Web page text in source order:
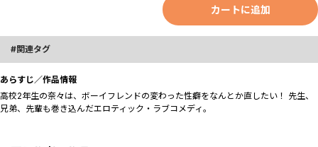
カートに追加
関連タグ
あらすじ／作品情報
高校2年生の奈々は、ボーイフレンドの変わった性癖をなんとか直したい！ 先生、
兄弟、先輩も巻き込んだエロティック・ラブコメディ。